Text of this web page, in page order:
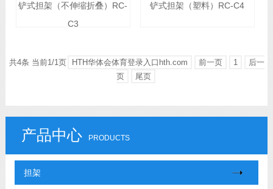
铲式担架（不伸缩折叠）RC-
C3
铲式担架（塑料）RC-C4
共4条 当前1/1页 HTH华体会体育登录入口hth.com 前一页 1
后一
页
尾页
产品中心 PRODUCTS
担架